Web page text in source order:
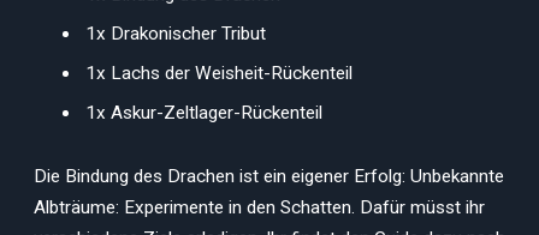
1x Drakonischer Tribut
1x Lachs der Weisheit-Rückenteil
1x Askur-Zeltlager-Rückenteil
Die Bindung des Drachen ist ein eigener Erfolg: Unbekannte
Albträume: Experimente in den Schatten. Dafür müsst ihr